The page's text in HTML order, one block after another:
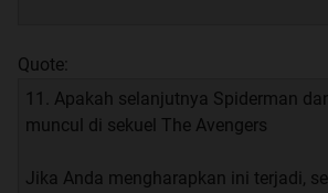
Quote:
11. Apakah selanjutnya Spiderman
muncul di sekuel The Avengers
Jika Anda mengharapkan ini terjadi,